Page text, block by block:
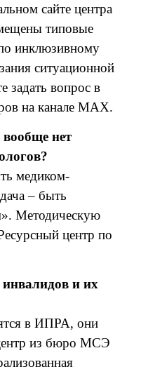
сайте центра
типовые
инклюзивному
ситуационной
вопрос в
на канале МАХ.
вообще нет
медиком-
– быть
Методическую
центр по
инвалидов и их
в ИПРА, они
из бюро МСЭ